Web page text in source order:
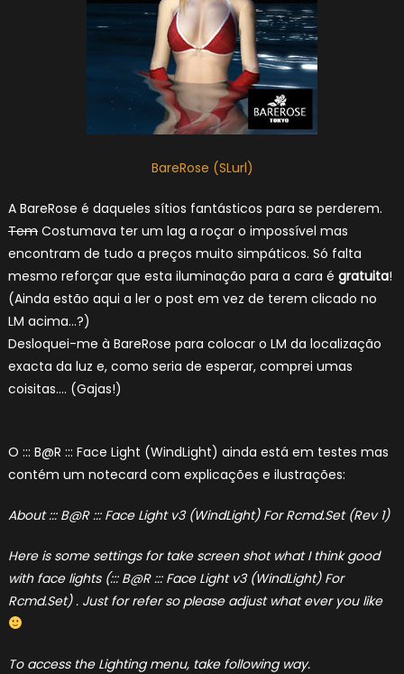
BareRose (SLurl)
A BareRose é daqueles sítios fantásticos para se perderem.
TemCostumava ter um lag a roçar o impossível mas
encontram de tudo a preços muito simpáticos. Só falta
mesmo reforçar que esta iluminação para a cara é gratuita!
(Ainda estão aqui a ler o post em vez de terem clicado no
LM acima…?)
Desloquei-me à BareRose para colocar o LM da localização
exacta da luz e, como seria de esperar, comprei umas
coisitas…. (Gajas!)
O ::: B@R ::: Face Light (WindLight) ainda está em testes mas
contém um notecard com explicações e ilustrações:
About ::: B@R ::: Face Light v3 (WindLight) For Rcmd.Set (Rev 1)
Here is some settings for take screen shot what I think good
with face lights (::: B@R ::: Face Light v3 (WindLight) For
Rcmd.Set) . Just for refer so please adjust what ever you like
To access the Lighting menu, take following way.